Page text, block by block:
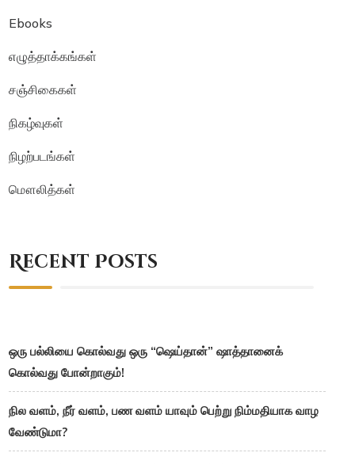
Ebooks
எழுத்தாக்கங்கள்
சஞ்சிகைகள்
நிகழ்வுகள்
நிழற்படங்கள்
மௌலித்கள்
Recent Posts
ஒரு பல்லியை கொல்வது ஒரு “ஷெய்தான்” ஷாத்தானைக்
கொல்வது போன்றாகும்!
நில வளம், நீர் வளம், பண வளம் யாவும் பெற்று நிம்மதியாக வாழ
வேண்டுமா?